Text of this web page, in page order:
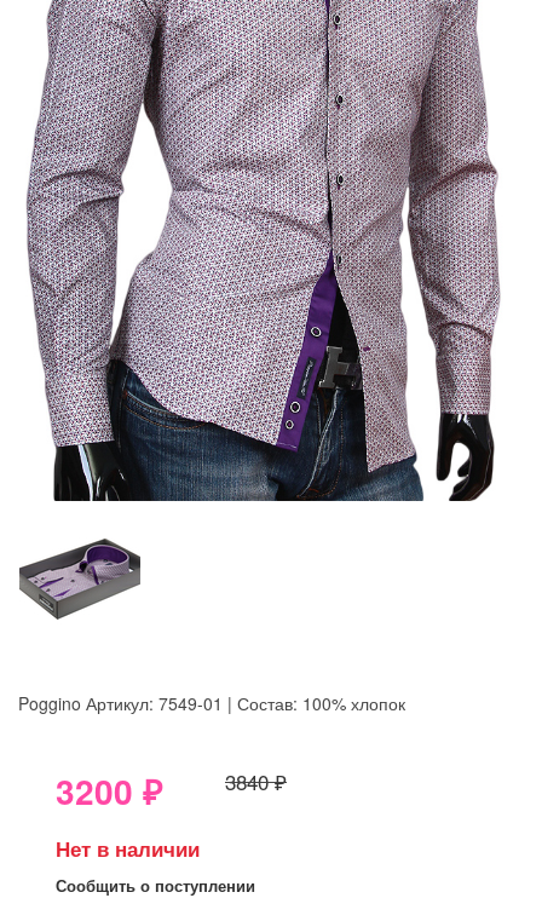
Poggino Артикул: 7549-01 | Состав: 100% хлопок
3200 ₽ 3840 ₽
Нет в наличии
Сообщить о поступлении